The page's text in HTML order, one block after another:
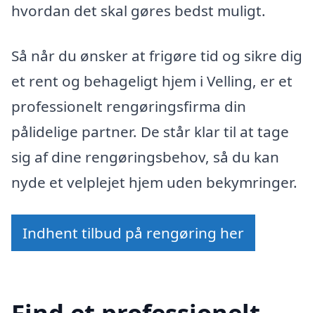
hvordan det skal gøres bedst muligt.
Så når du ønsker at frigøre tid og sikre dig
et rent og behageligt hjem i Velling, er et
professionelt rengøringsfirma din
pålidelige partner. De står klar til at tage
sig af dine rengøringsbehov, så du kan
nyde et velplejet hjem uden bekymringer.
Indhent tilbud på rengøring her